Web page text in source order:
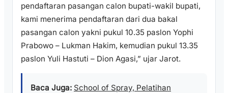
pendaftaran pasangan calon bupati-wakil bupati,
kami menerima pendaftaran dari dua bakal
pasangan calon yakni pukul 10.35 paslon Yophi
Prabowo – Lukman Hakim, kemudian pukul 13.35
paslon Yuli Hastuti – Dion Agasi,” ujar Jarot.
Baca Juga: School of Spray, Pelatihan